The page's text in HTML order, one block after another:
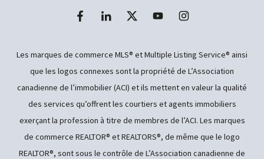
Les marques de commerce MLS® et Multiple Listing Service® ainsi
que les logos connexes sont la propriété de L’Association
canadienne de l’immobilier (ACI) et ils mettent en valeur la qualité
des services qu’offrent les courtiers et agents immobiliers
exerçant la profession à titre de membres de l’ACI. Les marques
de commerce REALTOR® et REALTORS®, de même que le logo
REALTOR®, sont sous le contrôle de L’Association canadienne de